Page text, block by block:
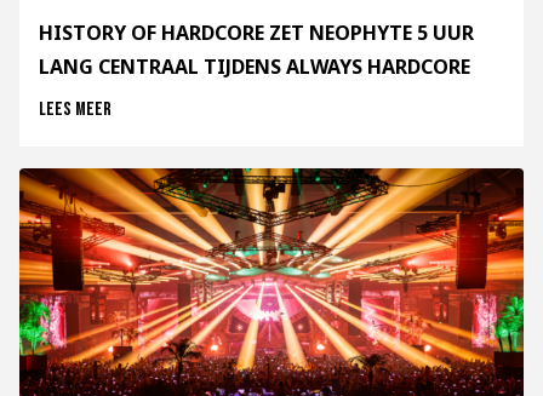
HISTORY OF HARDCORE ZET NEOPHYTE 5 UUR
LANG CENTRAAL TIJDENS ALWAYS HARDCORE
Lees meer